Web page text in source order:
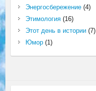
Энергосбережение(4)
Этимология(16)
Этот день в истории(7)
Юмор(1)